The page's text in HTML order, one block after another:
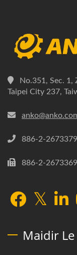
No.351, Sec. 1,
Taipei City 237,
886-2-
886-2-
Maidir Le